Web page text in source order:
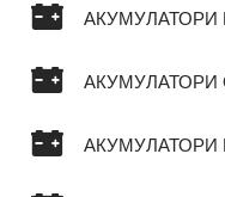
АКУМУЛАТОРИ
АКУМУЛАТОРИ
АКУМУЛАТОРИ